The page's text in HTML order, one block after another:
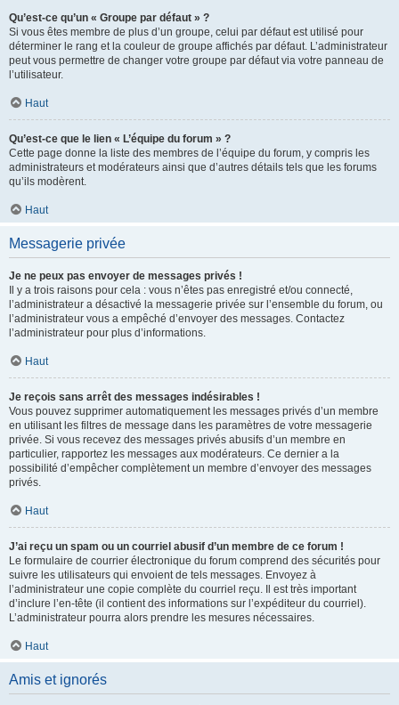
Qu’est-ce qu’un « Groupe par défaut » ?
Si vous êtes membre de plus d’un groupe, celui par défaut est utilisé pour
déterminer le rang et la couleur de groupe affichés par défaut. L’administrateur
peut vous permettre de changer votre groupe par défaut via votre panneau de
l’utilisateur.
Haut
Qu’est-ce que le lien « L’équipe du forum » ?
Cette page donne la liste des membres de l’équipe du forum, y compris les
administrateurs et modérateurs ainsi que d’autres détails tels que les forums
qu’ils modèrent.
Haut
Messagerie privée
Je ne peux pas envoyer de messages privés !
Il y a trois raisons pour cela : vous n’êtes pas enregistré et/ou connecté,
l’administrateur a désactivé la messagerie privée sur l’ensemble du forum, ou
l’administrateur vous a empêché d’envoyer des messages. Contactez
l’administrateur pour plus d’informations.
Haut
Je reçois sans arrêt des messages indésirables !
Vous pouvez supprimer automatiquement les messages privés d’un membre
en utilisant les filtres de message dans les paramètres de votre messagerie
privée. Si vous recevez des messages privés abusifs d’un membre en
particulier, rapportez les messages aux modérateurs. Ce dernier a la
possibilité d’empêcher complètement un membre d’envoyer des messages
privés.
Haut
J’ai reçu un spam ou un courriel abusif d’un membre de ce forum !
Le formulaire de courrier électronique du forum comprend des sécurités pour
suivre les utilisateurs qui envoient de tels messages. Envoyez à
l’administrateur une copie complète du courriel reçu. Il est très important
d’inclure l’en-tête (il contient des informations sur l’expéditeur du courriel).
L’administrateur pourra alors prendre les mesures nécessaires.
Haut
Amis et ignorés